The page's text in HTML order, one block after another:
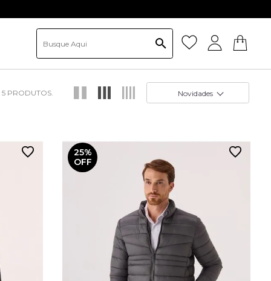
5 Novidades
25%
OFF